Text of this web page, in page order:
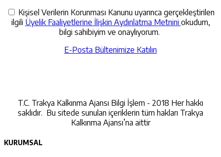
Kişisel Verilerin Korunması Kanunu uyarınca gerçekleştirilen
ilgili Üyelik Faaliyetlerine İlişkin Aydınlatma Metnini okudum,
bilgi sahibiyim ve onaylıyorum.
E-Posta Bültenimize Katılın
T.C. Trakya Kalkınma Ajansı Bilgi İşlem - 2018 Her hakkı
saklıdır. Bu sitede sunulan içeriklerin tüm hakları Trakya
Kalkınma Ajansı’na aittir
KURUMSAL